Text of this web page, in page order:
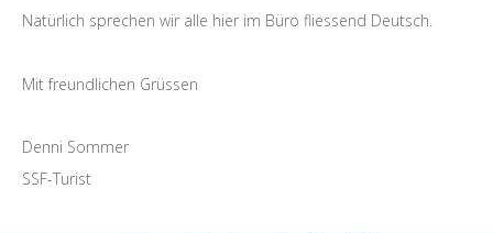
Natürlich sprechen wir alle hier im Büro fliessend Deutsch.
Mit freundlichen Grüssen
Denni Sommer
SSF-Turist